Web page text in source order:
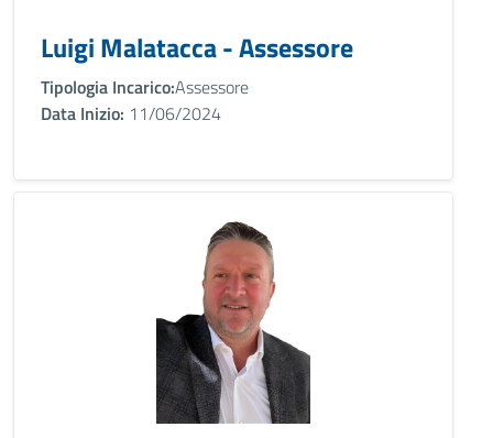
Luigi Malatacca - Assessore
Tipologia Incarico:Assessore
Data Inizio: 11/06/2024